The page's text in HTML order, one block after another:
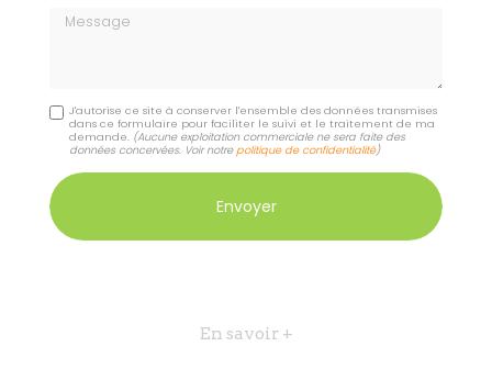
Message
J'autorise ce site à conserver l'ensemble des données transmises
dans ce formulaire pour faciliter le suivi et le traitement de ma
demande. (Aucune exploitation commerciale ne sera faite des
données concervées. Voir notrepolitique de confidentialité)
En savoir +